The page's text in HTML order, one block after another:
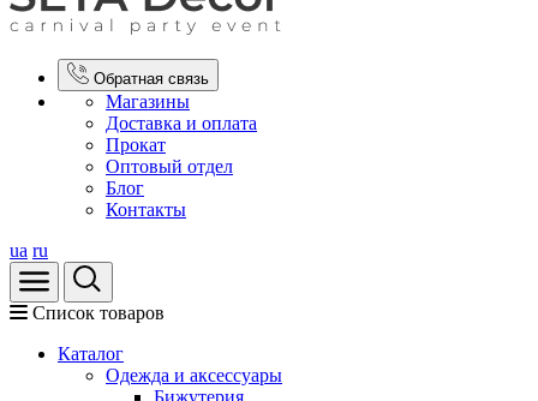
Обратная связь
Магазины
Доставка и оплата
Прокат
Оптовый отдел
Блог
Контакты
ua ru
Список товаров
Каталог
Oдежда и аксессуары
Бижутерия